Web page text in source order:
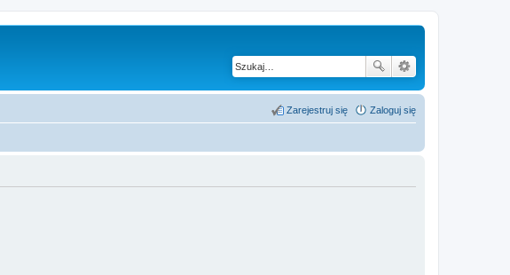
Zaloguj się
Zarejestruj się